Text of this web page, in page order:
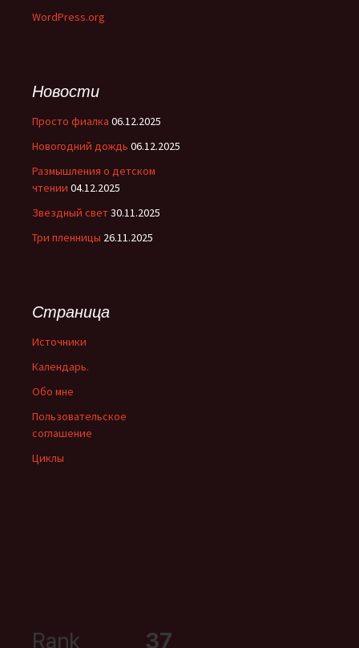
WordPress.org
Новости
Просто фиалка 06.12.2025
Новогодний дождь 06.12.2025
Размышления о детском
чтении 04.12.2025
Звездный свет30.11.2025
Три пленницы 26.11.2025
Страница
Источники
Календарь.
Обо мне
Пользовательское
соглашение
Циклы